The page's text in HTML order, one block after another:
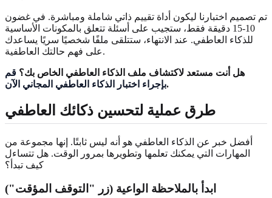
تم تصميم اختبارنا ليكون أداة تقييم ذاتي شاملة ومباشرة. في غضون
10-15 دقيقة فقط، ستجيب على أسئلة تتعلق بالمكونات الأساسية
للذكاء العاطفي. عند الانتهاء، ستتلقى ملفًا شخصيًا سريًا يساعدك
على فهم حالتك العاطفية.
هل أنت مستعد لاكتشاف ملف الذكاء العاطفي الخاص بك؟ قم
بإجراء اختبار الذكاء العاطفي المجاني الآن.
طرق عملية لتحسين ذكائك العاطفي
أفضل خبر عن الذكاء العاطفي هو أنه ليس ثابتًا. إنها مجموعة من
المهارات التي يمكنك تعلمها وتطويرها بمرور الوقت. هل تتساءل
كيف تبدأ؟
ابدأ بالملاحظة الواعية (زر "التوقف المؤقت")